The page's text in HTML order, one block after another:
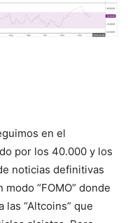
en el
por los 40.000 y los
noticias definitivas
“FOMO” donde
“Altcoins” que